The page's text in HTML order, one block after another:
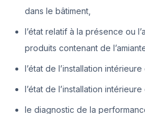
dans le bâtiment,
l’état relatif à la présence ou
produits contenant de
l’état de l’installation intérieure
l’état de l’installation intérieure
le diagnostic de la